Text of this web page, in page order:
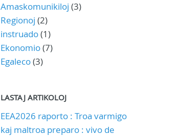
Amaskomunikiloj (3)
Regionoj (2)
instruado(1)
Ekonomio(7)
Egaleco(3)
LASTAJ ARTIKOLOJ
EEA2026 raporto : Troa varmigo
kaj maltroa preparo : vivo de